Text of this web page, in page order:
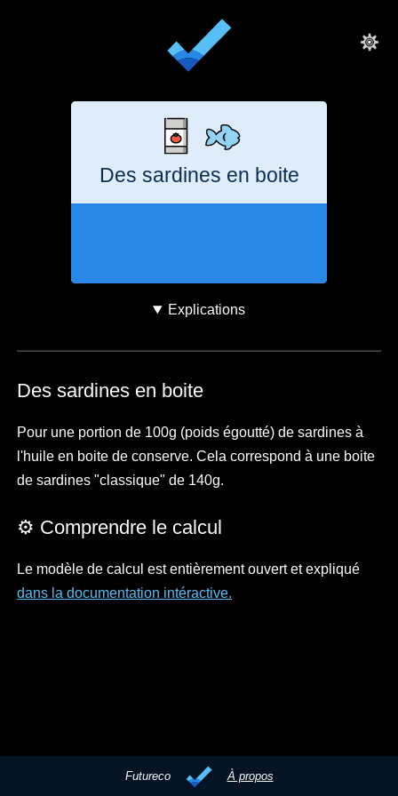
Des sardines en boite
Explications
Des sardines en boite
Pour une portion de 100g (poids égoutté) de sardines à
l'huile en boite de conserve. Cela correspond à une boite
de sardines "classique" de 140g.
⚙️ Comprendre le calcul
Le modèle de calcul est entièrement ouvert et expliqué
dans la documentation intéractive.
Futureco À propos